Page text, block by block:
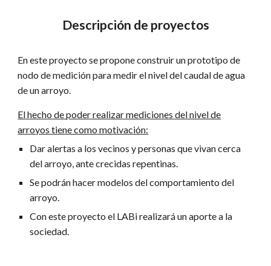
Descripción de proyectos
En este proyecto se propone construir un prototipo de
nodo de medición para medir el nivel del caudal de agua
de un arroyo.
El hecho de poder realizar mediciones del nivel de
arroyos tiene como motivación:
Dar alertas a los vecinos y personas que vivan cerca
del arroyo, ante crecidas repentinas.
Se podrán hacer modelos del comportamiento del
arroyo.
Con este proyecto el LABi realizará un aporte a la
sociedad.